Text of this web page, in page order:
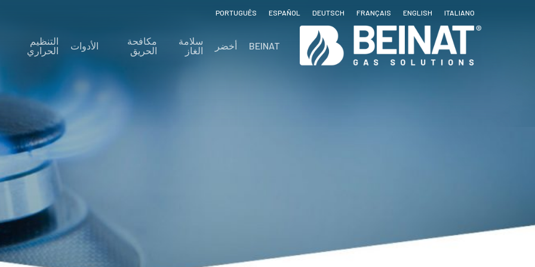
ITALIANO
ENGLISH
FRANÇAIS
DEUTSCH
ESPAÑOL
PORTUGUÊS
BEINAT أخضر
سلامة
الغاز
مكافحة
الحريق
الأدوات
التنظيم
الحراري